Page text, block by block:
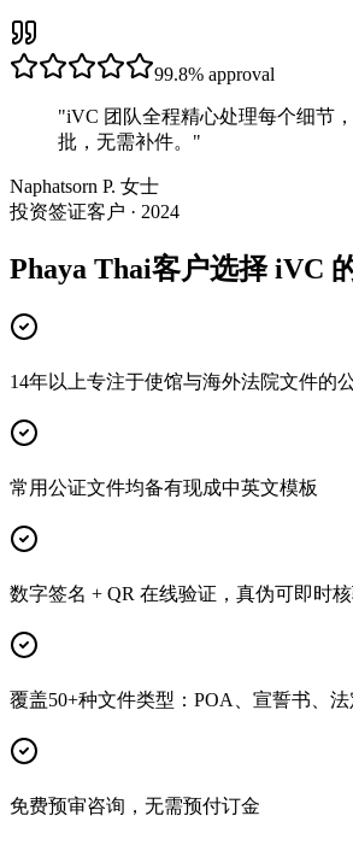
99.8% approval
"iVC 团队全程精心处理每个细节
批，无需补件。 "
Naphatsorn P. 女士
投资签证客户 · 2024
Phaya Thai客户选择 iVC
14年以上专注于使馆与海外法院文件的
常用公证文件均备有现成中英文模板
数字签名 + QR 在线验证，真伪可即时
覆盖50+种文件类型：POA、宣誓书、
免费预审咨询，无需预付订金